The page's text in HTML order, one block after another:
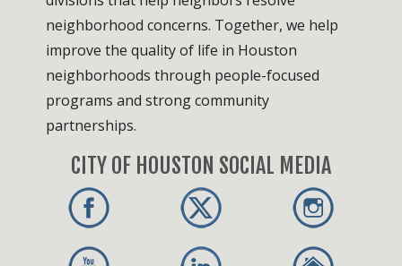
neighborhood concerns. Together, we help
improve the quality of life in Houston
neighborhoods through people-focused
programs and strong community
partnerships.
CITY OF HOUSTON SOCIAL MEDIA